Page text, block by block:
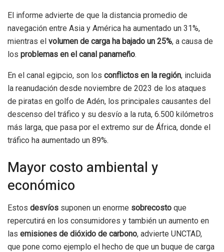
El informe advierte de que la distancia promedio de
navegación entre Asia y América ha aumentado un 31%,
mientras el volumen de carga ha bajado un 25%, a causa de
los problemas en el canal panameño.
En el canal egipcio, son los conflictos en la región, incluida
la reanudación desde noviembre de 2023 de los ataques
de piratas en golfo de Adén, los principales causantes del
descenso del tráfico y su desvío a la ruta, 6.500 kilómetros
más larga, que pasa por el extremo sur de África, donde el
tráfico ha aumentado un 89%.
Mayor costo ambiental y
económico
Estos desvíos suponen un enorme sobrecosto que
repercutirá en los consumidores y también un aumento en
las emisiones de dióxido de carbono, advierte UNCTAD,
que pone como ejemplo el hecho de que un buque de carga